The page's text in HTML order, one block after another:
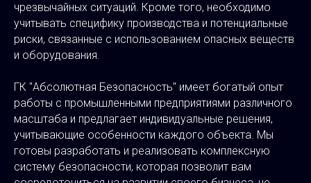
чрезвычайных ситуаций. Кроме того, необходимо
учитывать специфику производства и потенциальные
риски, связанные с использованием опасных веществ
и оборудования.
ГК "Абсолютная Безопасность" имеет богатый опыт
работы с промышленными предприятиями различного
масштаба и предлагает индивидуальные решения,
учитывающие особенности каждого объекта. Мы
готовы разработать и реализовать комплексную
систему безопасности, которая позволит вам